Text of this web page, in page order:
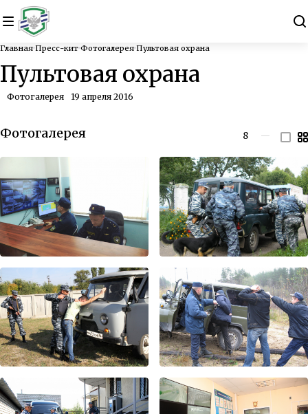
Главная Пресс-кит Фотогалерея Пультовая охрана
Пультовая охрана
Фотогалерея 19 апреля 2016
Фотогалерея 8 —